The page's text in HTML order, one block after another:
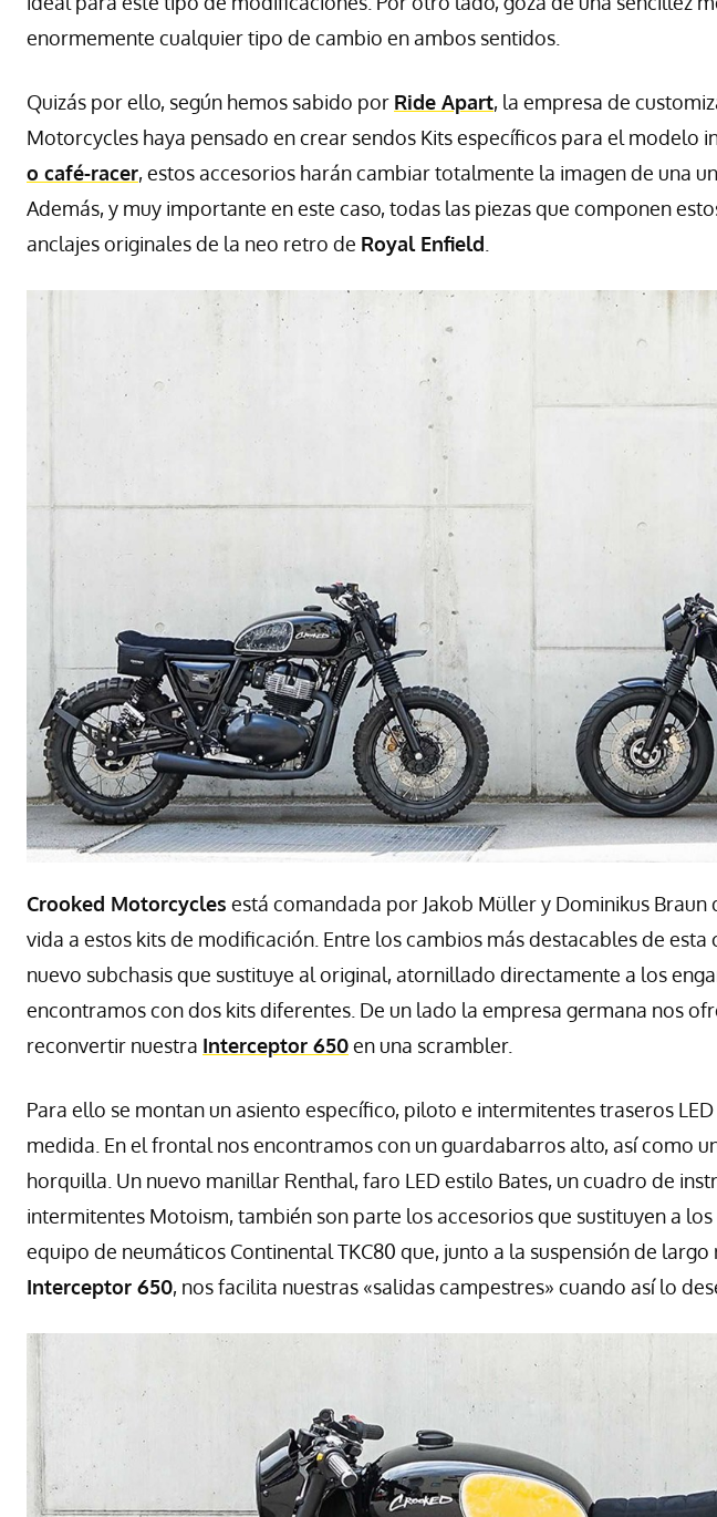
enormemente cualquier tipo de cambio en ambos sentidos.
Quizás por ello, según hemos sabido por Ride Apart, la empresa de
Motorcycles haya pensado en crear sendos Kits específicos para el modelo
o café-racer, estos accesorios harán cambiar totalmente la imagen de una
Además, y muy importante en este caso, todas las piezas que componen
anclajes originales de la neo retro de Royal Enfield
Crooked Motorcycles está comandada por Jakob Müller y Dominikus
vida a estos kits de modificación. Entre los cambios más destacables de
nuevo subchasis que sustituye al original, atornillado directamente a los
encontramos con dos kits diferentes. De un lado la empresa germana nos
reconvertir nuestra Interceptor 650en una scrambler.
Para ello se montan un asiento específico, piloto e intermitentes traseros
medida. En el frontal nos encontramos con un guardabarros alto, así como
horquilla. Un nuevo manillar Renthal, faro LED estilo Bates, un cuadro de
intermitentes Motoism, también son parte los accesorios que sustituyen a
equipo de neumáticos Continental TKC80 que, junto a la suspensión de
Interceptor 650, nos facilita nuestras «salidas campestres» cuando así lo